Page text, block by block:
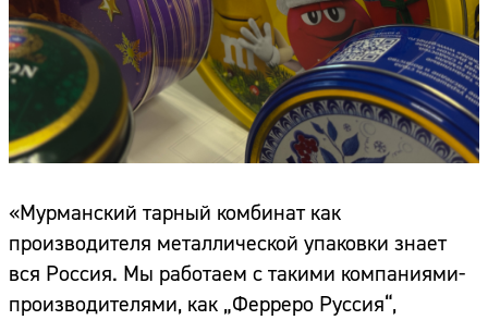
«Мурманский тарный комбинат как
производителя металлической упаковки знает
вся Россия. Мы работаем с такими компаниями-
производителями, как „Ферреро Руссия“,